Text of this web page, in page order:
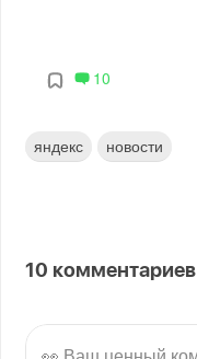
10
яндекс новости
10 комментариев